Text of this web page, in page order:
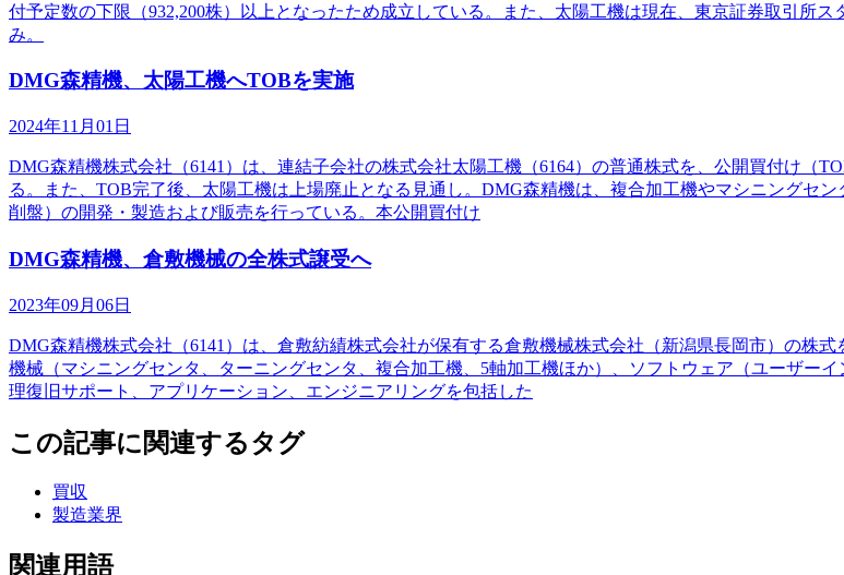
付予定数の下限（932,200株）以上となったため成立している。また、太陽工機は現在、東京証券取引所
み。
DMG森精機、太陽工機へTOBを実施
2024年11月01日
DMG森精機株式会社（6141）は、連結子会社の株式会社太陽工機（6164）の普通株式を、公開買付け（
る。また、TOB完了後、太陽工機は上場廃止となる見通し。DMG森精機は、複合加工機やマシニングセ
削盤）の開発・製造および販売を行っている。本公開買付け
DMG森精機、倉敷機械の全株式譲受へ
2023年09月06日
DMG森精機株式会社（6141）は、倉敷紡績株式会社が保有する倉敷機械株式会社（新潟県長岡市）の株
機械（マシニングセンタ、ターニングセンタ、複合加工機、5軸加工機ほか）、ソフトウェア（ユーザー
理復旧サポート、アプリケーション、エンジニアリングを包括した
この記事に関連するタグ
買収
製造業界
関連用語